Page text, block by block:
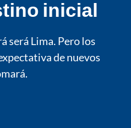
inicial
será Lima. Pero los
de nuevos